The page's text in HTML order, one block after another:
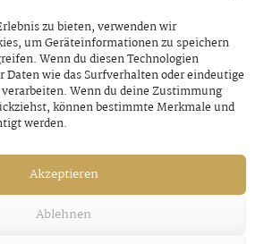
zu bieten, verwenden wir
um Geräteinformationen zu speichern
Wenn du diesen Technologien
wie das Surfverhalten oder eindeutige
Wenn du deine Zustimmung
können bestimmte Merkmale und
werden.
Akzeptieren
Ablehnen
im
2023
NÄCHSTER BEITRAG
Veteranen- und
Reservistenverein
Zell/Ziller
Mittwoch, 25. Oktober 2023